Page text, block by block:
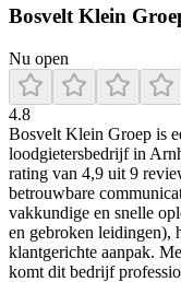
Bosvelt Klein
Nu open
4.8
Bosvelt Klein Groep is
loodgietersbedrijf in
rating van 4,9 uit 9
betrouwbare
vakkundige en snelle
en gebroken leidingen),
klantgerichte aanpak.
komt dit bedrijf